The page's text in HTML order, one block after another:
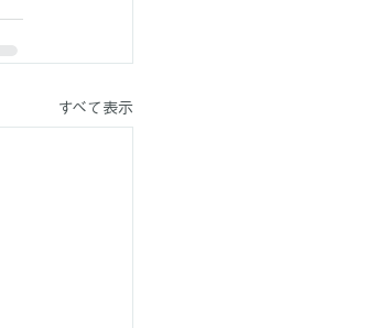
すべて表示